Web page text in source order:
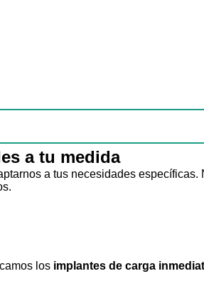
a tu medida
a tus necesidades específicas.
los implantes de carga